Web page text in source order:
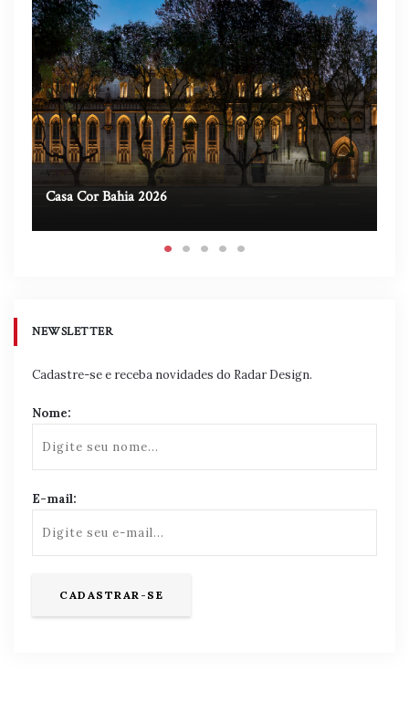
Casa Cor Bahia 2026
NEWSLETTER
Cadastre-se e receba novidades do Radar Design.
Nome:
E-mail: